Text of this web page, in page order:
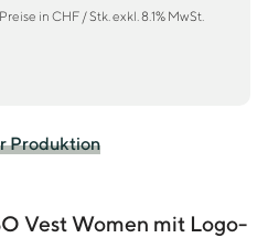
in CHF / Stk. exkl. 8.1% MwSt.
Produktion
Vest Women mit Logo-